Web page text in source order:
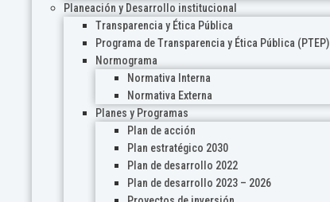
Planeación y Desarrollo institucional
Transparencia y Ética Pública
Programa de Transparencia y Ética Pública (PTEP)
Normograma
Normativa Interna
Normativa Externa
Planes y Programas
Plan de acción
Plan estratégico 2030
Plan de desarrollo 2022
Plan de desarrollo 2023 – 2026